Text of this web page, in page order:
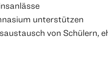
unterstützen
von Schülern,